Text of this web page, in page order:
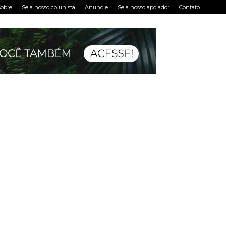
Seja nosso colunista Anuncie Seja nosso apoiador Contato